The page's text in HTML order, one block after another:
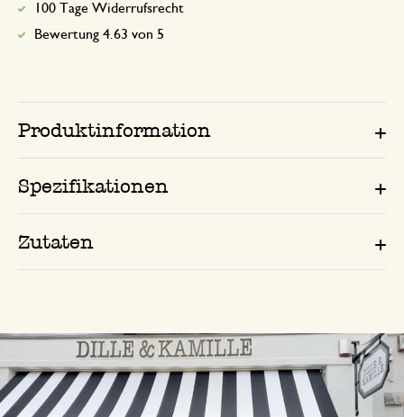
100 Tage Widerrufsrecht
Bewertung 4.63 von 5
Produktinformation
Spezifikationen
Zutaten